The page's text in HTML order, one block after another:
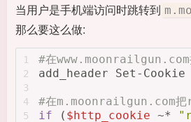
当用户是手机端访问时跳转到
那么要这么做:
1
2
3
4
5
#在
add_header Set-Cookie
#在m.moonrailgun.com把
if ( $http_cookie ~*